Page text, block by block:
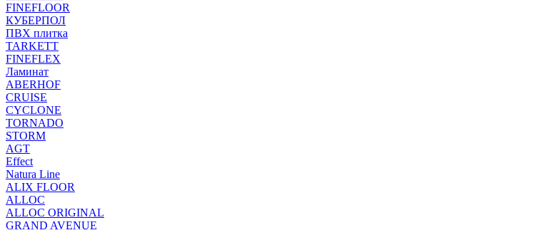
FINEFLOOR
КУБЕРПОЛ
ПВХ плитка
TARKETT
FINEFLEX
Ламинат
ABERHOF
CRUISE
CYCLONE
TORNADO
STORM
AGT
Effect
Natura Line
ALIX FLOOR
ALLOC
ALLOC ORIGINAL
GRAND AVENUE